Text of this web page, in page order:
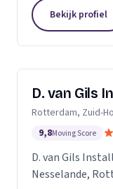
met een passie
Bekijk profiel
D. van Gils
Rotterdam, Zuid-
9,8Moving Score
D. van Gils
Nesselande,